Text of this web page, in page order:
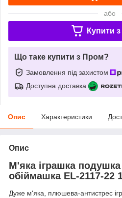
або
Купити з
Що таке купити з Пром?
Замовлення під захистом
Доступна доставка
Опис Характеристики
Опис
М'яка іграшка подушка
обіймашка EL-2117-22
Дуже м'яка, плюшева-антистрес